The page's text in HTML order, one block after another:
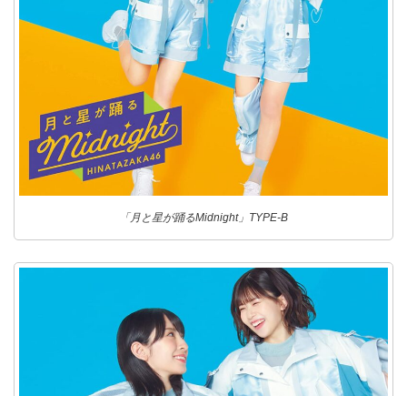
「月と星が踊るMidnight」TYPE-B